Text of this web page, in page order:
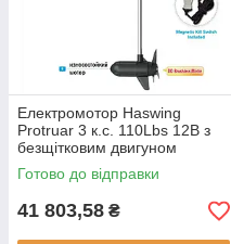
Електромотор Haswing
Protruar 3 к.с. 110Lbs 12В з
безщітковим двигуном
регулюванням швидкості для
човнів 12В
Готово до відправки
41 803,58 ₴